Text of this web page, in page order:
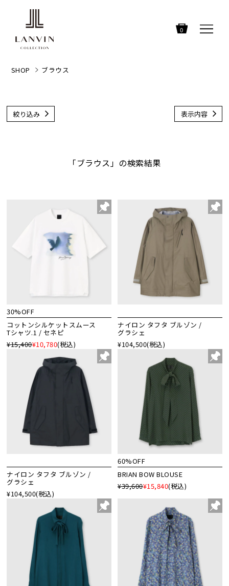
0
SHOP ブラウス
絞り込み 表示内容
「ブラウス」の検索結果
30%OFF
コットンシルケットスムース
Tシャツ.1 / セネピ
¥15,400¥10,780(税込)
ナイロン タフタ ブルゾン /
グラシェ
¥104,500(税込)
ナイロン タフタ ブルゾン /
グラシェ
¥104,500(税込)
60%OFF
BRIAN BOW BLOUSE
¥39,600¥15,840(税込)